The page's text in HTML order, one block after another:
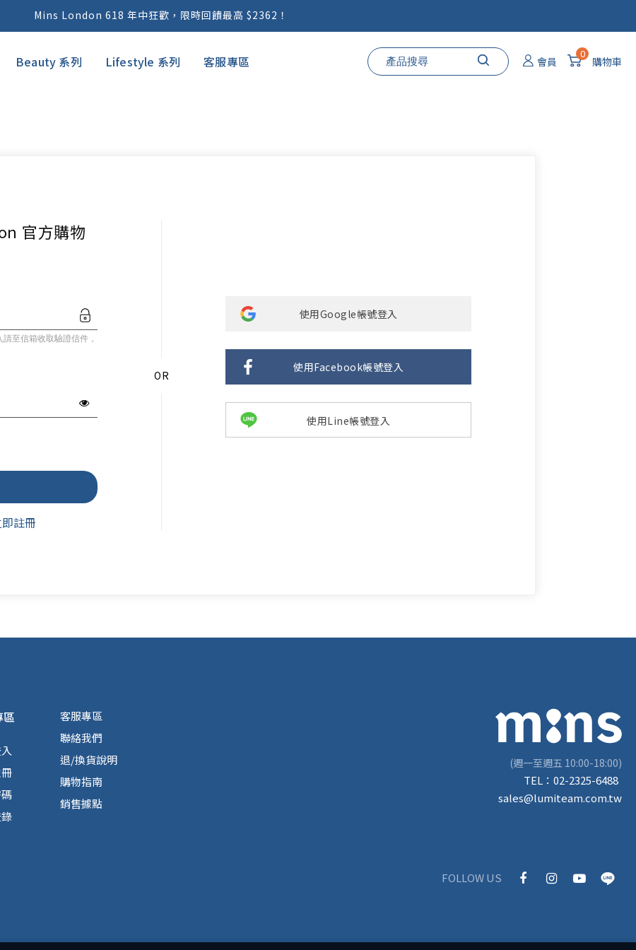
Mins London 618 年中狂歡，限時回饋最高 $2362！
蝦皮官方賣場｜關注可領全品項 8 折優惠卷！
Beauty 系列 Lifestyle 系列 客服專區 會員
0
購物車
官方購物
至信箱收取驗證信件，
註冊
使用Google帳號登入
使用Facebook帳號登入
使用Line帳號登入
區
客服專區
聯絡我們
退/換貨說明
購物指南
銷售據點
(週一至週五 10:00-18:00)
TEL： 02-2325-6488
sales@lumiteam.com.tw
FOLLOW US